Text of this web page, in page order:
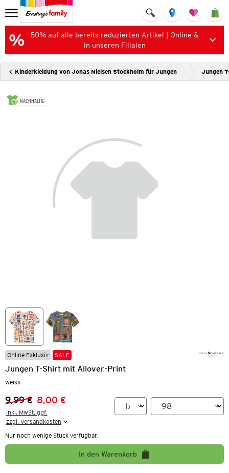
50% auf alle bereits reduzierten Artikel | Online &
in unseren Filialen
Kinderkleidung von Jonas Nielsen Stockholm für Jungen Jungen
NACHHALTIG
Online Exklusiv SALE
Jungen T-Shirt mit Allover-Print
weiss
Vorheriger Preis:
9,99 €
Neuer Preis:
8,00 €
inkl. MwSt. ggf.
zzgl. Versandkosten
Nur noch wenige Stück verfügbar.
In den Warenkorb